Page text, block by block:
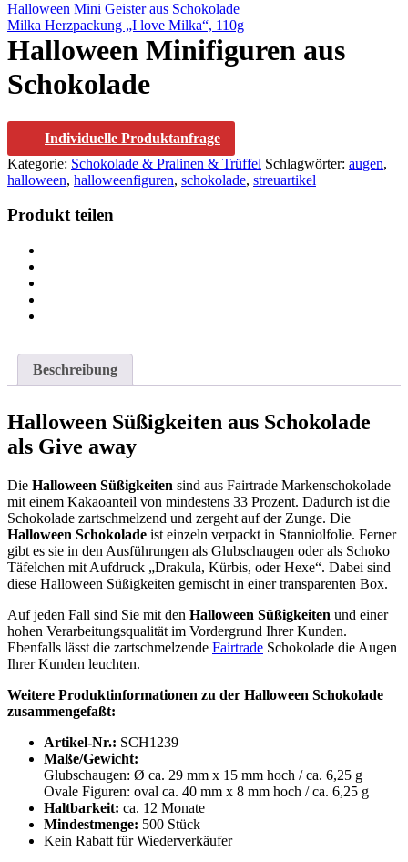
Halloween Mini Geister aus Schokolade
Milka Herzpackung „I love Milka“, 110g
Halloween Minifiguren aus
Schokolade
Individuelle Produktanfrage
Kategorie: Schokolade & Pralinen & Trüffel Schlagwörter: augen,
halloween, halloweenfiguren, schokolade, streuartikel
Produkt teilen
Beschreibung
Halloween Süßigkeiten aus Schokolade
als Give away
Die Halloween Süßigkeiten sind aus Fairtrade Markenschokolade
mit einem Kakaoanteil von mindestens 33 Prozent. Dadurch ist die
Schokolade zartschmelzend und zergeht auf der Zunge. Die
Halloween Schokolade ist einzeln verpackt in Stanniolfolie. Ferner
gibt es sie in den Ausführungen als Glubschaugen oder als Schoko
Täfelchen mit Aufdruck „Drakula, Kürbis, oder Hexe“. Dabei sind
diese Halloween Süßigkeiten gemischt in einer transparenten Box.
Auf jeden Fall sind Sie mit den Halloween Süßigkeiten und einer
hohen Verarbeitungsqualität im Vordergrund Ihrer Kunden.
Ebenfalls lässt die zartschmelzende Fairtrade Schokolade die Augen
Ihrer Kunden leuchten.
Weitere Produktinformationen zu der Halloween Schokolade
zusammengefaßt:
Artikel-Nr.: SCH1239
Maße/Gewicht:
Glubschaugen: Ø ca. 29 mm x 15 mm hoch / ca. 6,25 g
Ovale Figuren: oval ca. 40 mm x 8 mm hoch / ca. 6,25 g
Haltbarkeit: ca. 12 Monate
Mindestmenge: 500 Stück
Kein Rabatt für Wiederverkäufer